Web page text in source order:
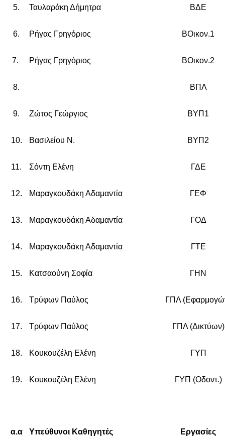
5. Ταυλαράκη Δήμητρα ΒΔΕ
6. Ρήγας Γρηγόριος ΒΟικον.1
7. Ρήγας Γρηγόριος ΒΟικον.2
8. ΒΠΛ
9. Ζώτος Γεώργιος ΒΥΠ1
10. Βασιλείου Ν. ΒΥΠ2
11. Σόντη Ελένη ΓΔΕ
12. Μαραγκουδάκη Αδαμαντία ΓΕΦ
13. Μαραγκουδάκη Αδαμαντία ΓΟΔ
14. Μαραγκουδάκη Αδαμαντία ΓΤΕ
15. Κατσαούνη Σοφία ΓΗΝ
16. Τρύφων Παύλος ΓΠΛ
17. Τρύφων Παύλος ΓΠΛ (Δικτύων)
18. Κουκουζέλη Ελένη ΓΥΠ
19. Κουκουζέλη Ελένη ΓΥΠ (Οδοντ.)
α.α Υπεύθυνοι Καθηγητές Εργασίες